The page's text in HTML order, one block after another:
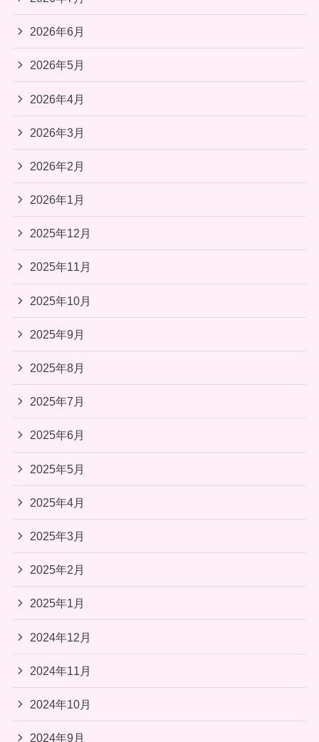
2026年6月
2026年5月
2026年4月
2026年3月
2026年2月
2026年1月
2025年12月
2025年11月
2025年10月
2025年9月
2025年8月
2025年7月
2025年6月
2025年5月
2025年4月
2025年3月
2025年2月
2025年1月
2024年12月
2024年11月
2024年10月
2024年9月